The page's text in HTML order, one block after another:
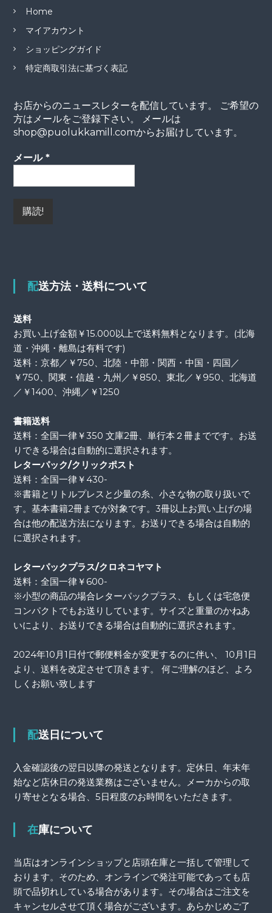
Home
マイアカウント
ショッピングガイド
特定商取引法に基づく表記
お店からのニュースレターを配信しています。 ご希望の
方はメールをご登録下さい。 メールは
shop@puolukkamill.comからお届けしています。
メール *
配送方法・送料について
送料
お買い上げ金額￥15.000以上で送料無料となります。(北海
道・沖縄・離島は有料です)
送料：京都／￥750、北陸・中部・関西・中国・四国／
￥750、関東・信越・九州／￥850、東北／￥950、北海道
／￥1400、沖縄／￥1250
書籍送料
送料：全国一律￥350 文庫2冊、単行本２冊までです。お送
りできる場合は自動的に選択されます。
レターパック/クリックポスト
送料：全国一律￥430-
※書籍とリトルプレスと少量の糸、小さな物の取り扱いで
す。基本書籍2冊までが対象です。3冊以上お買い上げの場
合は他の配送方法になります。お送りできる場合は自動的
に選択されます。
レターパックプラス/クロネコヤマト
送料：全国一律￥600-
※小型の商品の場合レターパックプラス、もしくは宅急便
コンパクトでもお送りしています。サイズと重量のかねあ
いにより、お送りできる場合は自動的に選択されます。
2024年10月1日付で郵便料金が変更するのに伴い、 10月1日
より、送料を改定させて頂きます。 何ご理解のほど、よろ
しくお願い致します
配送日について
入金確認後の翌日以降の発送となります。定休日、年末年
始など店休日の発送業務はございません。メーカからの取
り寄せとなる場合、5日程度のお時間をいただきます。
在庫について
当店はオンラインショップと店頭在庫と一括して管理して
おります。そのため、オンラインで発注可能であっても店
頭で品切れしている場合があります。その場合はご注文を
キャンセルさせて頂く場合がございます。あらかじめご了